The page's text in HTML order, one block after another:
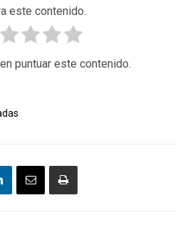
este contenido.
puntuar este contenido.